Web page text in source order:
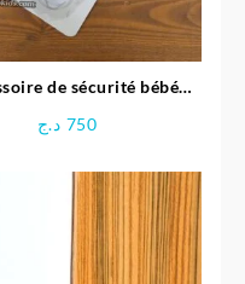
de sécurité bébé
750 د.ج